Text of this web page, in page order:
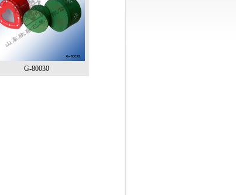
G-80030